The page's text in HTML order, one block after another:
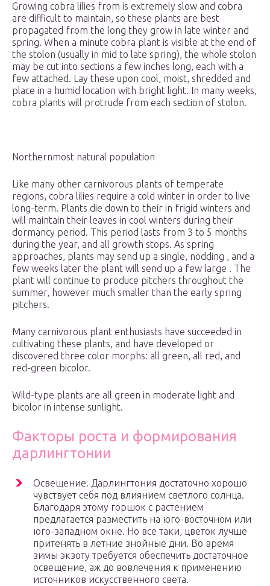
Growing cobra lilies from is extremely slow and cobra
are difficult to maintain, so these plants are best
propagated from the long they grow in late winter and
spring. When a minute cobra plant is visible at the end of
the stolon (usually in mid to late spring), the whole stolon
may be cut into sections a few inches long, each with a
few attached. Lay these upon cool, moist, shredded and
place in a humid location with bright light. In many weeks,
cobra plants will protrude from each section of stolon.
Northernmost natural population
Like many other carnivorous plants of temperate
regions, cobra lilies require a cold winter in order to live
long-term. Plants die down to their in frigid winters and
will maintain their leaves in cool winters during their
dormancy period. This period lasts from 3 to 5 months
during the year, and all growth stops. As spring
approaches, plants may send up a single, nodding , and a
few weeks later the plant will send up a few large . The
plant will continue to produce pitchers throughout the
summer, however much smaller than the early spring
pitchers.
Many carnivorous plant enthusiasts have succeeded in
cultivating these plants, and have developed or
discovered three color morphs: all green, all red, and
red-green bicolor.
Wild-type plants are all green in moderate light and
bicolor in intense sunlight.
Факторы роста и формирования
дарлингтонии
Освещение. Дарлингтония достаточно хорошо
чувствует себя под влиянием светлого солнца.
Благодаря этому горшок с растением
предлагается разместить на юго-восточном или
юго-западном окне. Но все таки, цветок лучше
притенять в летние знойные дни. Во время
зимы экзоту требуется обеспечить достаточное
освещение, аж до вовлечения к применению
источников искусственного света.